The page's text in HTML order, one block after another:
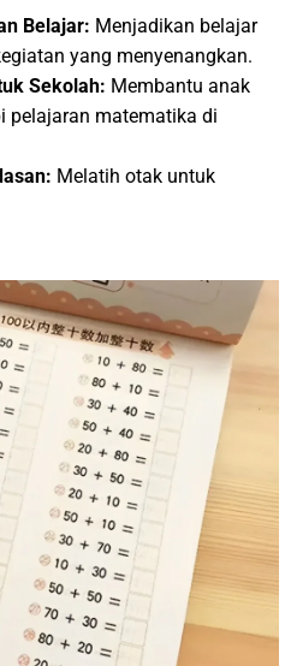
Belajar: Menjadikan belajar
yang menyenangkan.
Sekolah: Membantu anak
pelajaran matematika di
Melatih otak untuk